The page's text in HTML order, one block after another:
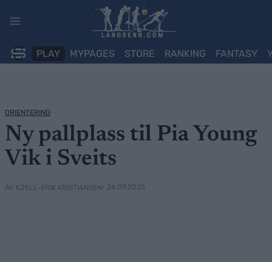
PLAY MYPAGES STORE RANKING FANTASY
ORIENTERING
Ny pallplass til Pia Young
Vik i Sveits
AV KJELL-ERIK KRISTIANSEN• 26.09.2025